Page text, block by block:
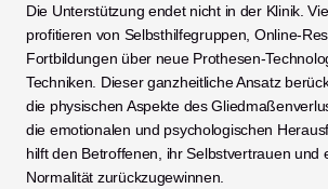
Die Unterstützung endet nicht in der Klinik.
profitieren von Selbsthilfegruppen, Online-
Fortbildungen über neue Prothesen-
Techniken. Dieser ganzheitliche Ansatz
die physischen Aspekte des
die emotionalen und psychologischen
hilft den Betroffenen, ihr Selbstvertrauen und
Normalität zurückzugewinnen.